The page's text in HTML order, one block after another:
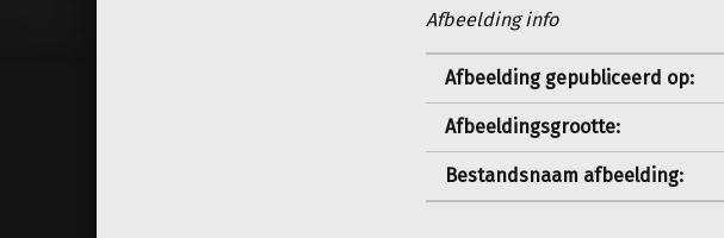
Afbeelding info
Afbeelding gepubliceerd op:
Afbeeldingsgrootte:
Bestandsnaam afbeelding: